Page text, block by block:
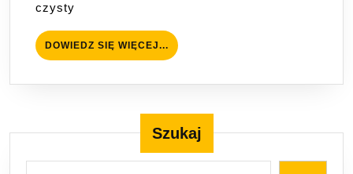
czysty
DOWIEDZ SIĘ WIĘCEJ... DOWIEDZ
SIĘ
Szukaj